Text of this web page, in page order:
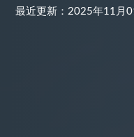
最近更新：2025年11月